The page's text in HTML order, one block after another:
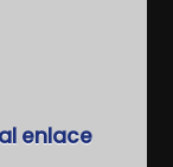
enlace